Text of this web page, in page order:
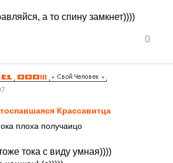
а то спину замкнет))))
0
Крассавитца
плоха получаицо
тока с виду умная))))